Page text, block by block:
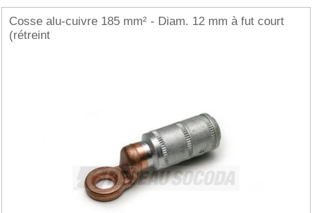
Cosse alu-cuivre 185 mm² - Diam. 12 mm à fut court
(rétreint